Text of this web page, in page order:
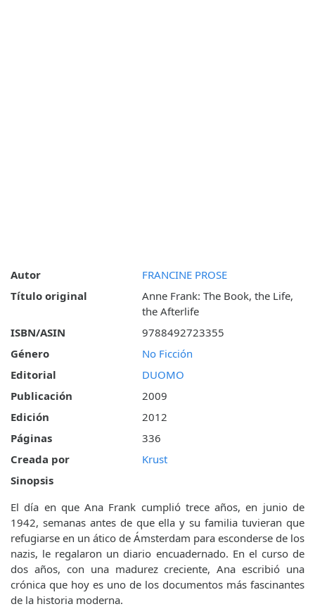
Autor
FRANCINE PROSE
Título original
Anne Frank: The Book, the Life,
the Afterlife
ISBN/ASIN
9788492723355
Género
No Ficción
Editorial
DUOMO
Publicación
2009
Edición
2012
Páginas
336
Creada por
Krust
Sinopsis
El día en que Ana Frank cumplió trece años, en junio de
1942, semanas antes de que ella y su familia tuvieran que
refugiarse en un ático de Ámsterdam para esconderse de los
nazis, le regalaron un diario encuadernado. En el curso de
dos años, con una madurez creciente, Ana escribió una
crónica que hoy es uno de los documentos más fascinantes
de la historia moderna.